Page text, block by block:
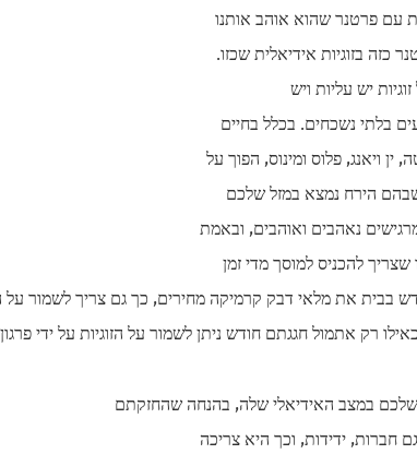
עם פרטנר שהוא אוהב אותנו
בזוגיות אידיאלית שכזו.
יש עליות ויש
בלתי נשכחים. בכלל בחיים
ויאנג, פלוס ומינוס, הפוך על
שבהם הירח נמצא במזל שלכם
נאהבים ואוהבים, ובאמת
להכניס למוסך מדי זמן
בבית את מלאי דבק קרמיקה מחירים, כך גם צריך לשמור על
רק אתמול חגגתם חודש ניתן לשמור על הזוגיות על ידי
חברות, ידידות, וכך היא צריכה